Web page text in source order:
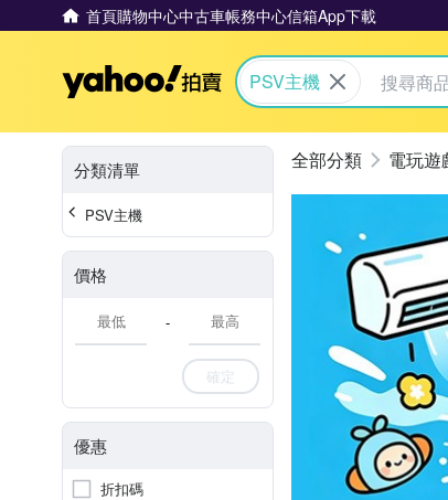
首頁購物中心中古車帳務中心信箱App下載
Yahoo拍賣
PSV主機
分類清單
PSV主機
價格
-
確定
優惠
折扣碼
電玩遊